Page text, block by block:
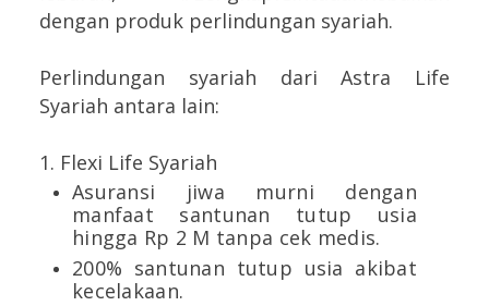
dengan produk perlindungan syariah.
Perlindungan syariah dari Astra Life
Syariah antara lain:
1. Flexi Life Syariah
Asuransi jiwa murni dengan
manfaat santunan tutup usia
hingga Rp 2 M tanpa cek medis.
200% santunan tutup usia akibat
kecelakaan.